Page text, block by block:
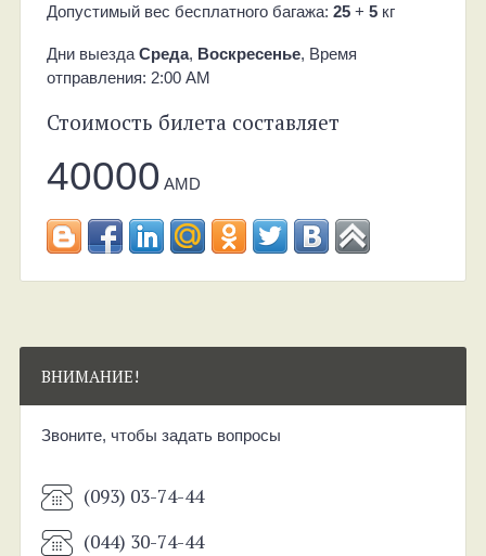
Допустимый вес бесплатного багажа: 25+ 5кг
Дни выезда Среда, Воскресенье, Время
отправления: 2:00 AM
Стоимость билета составляет
40000 AMD
ВНИМАНИЕ!
Звоните, чтобы задать вопросы
(093) 03-74-44
(044) 30-74-44